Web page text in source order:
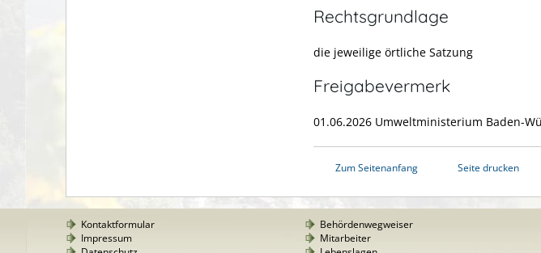
Rechtsgrundlage
die jeweilige örtliche Satzung
Freigabevermerk
01.06.2026 Umweltministerium Baden-
Zum Seitenanfang Seite drucken
Kontaktformular
Impressum
Behördenwegweiser
Mitarbeiter